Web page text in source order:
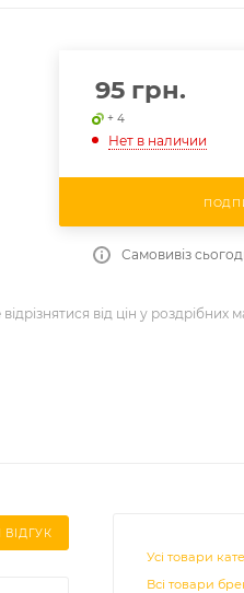
95грн.
+ 4
Нет в наличии
Самовивіз
від цін у роздрібних
Усі товари
Всі товари